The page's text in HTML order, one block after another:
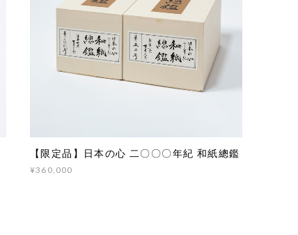
【限定品】日本の心 二〇〇〇年紀 和紙總鑑
¥360,000